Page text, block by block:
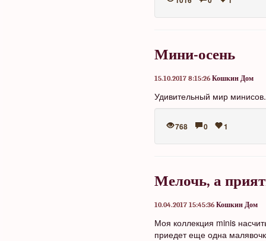
Мини-осень
15.10.2017 8:15:26 Кошкин Дом
Удивительный мир
768 0 1
Мелочь, а
10.04.2017 15:45:36 Кошкин Дом
Моя коллекция minis
приедет еще одна